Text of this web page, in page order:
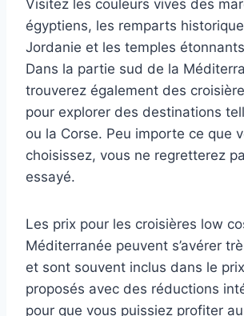
Visitez les couleurs vives des
égyptiens, les remparts
Jordanie et les temples étonnants
Dans la partie sud de la
trouverez également des
pour explorer des destinations
ou la Corse. Peu importe ce que
choisissez, vous ne regretterez
essayé.
Les prix pour les croisières low
Méditerranée peuvent s’avérer
et sont souvent inclus dans le
proposés avec des réductions
pour que vous puissiez profiter